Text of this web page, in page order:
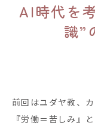
AI時代を
識”
前回はユダヤ教、
『労働＝苦しみ』